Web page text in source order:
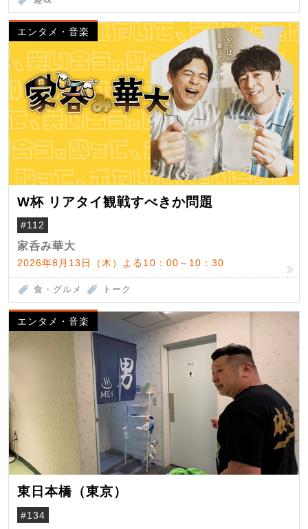
エンタメ・音楽
W杯 リアタイ観戦すべきか問題
#112
家呑み華大
2026年8月13日（木）よる10：00～10：30
食・グルメ トーク
エンタメ・音楽
東日本橋（東京）
#134